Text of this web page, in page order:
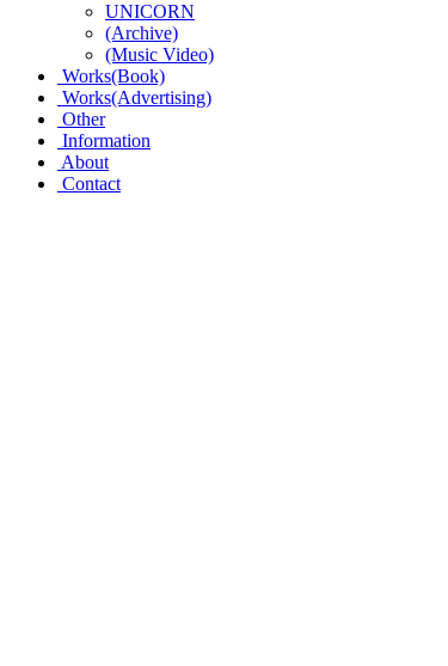
UNICORN
(Archive)
(Music Video)
Works(Book)
Works(Advertising)
Other
Information
About
Contact